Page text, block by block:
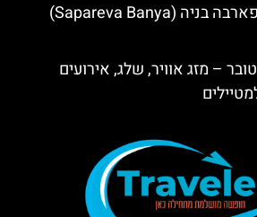
בריכות תרמיות בספארבה בניה (Sapareva Banya)
– מזג אוויר, שלג, אירועים